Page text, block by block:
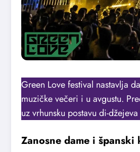
Green Love festival nastavlja
muzičke večeri i u avgustu.
uz vrhunsku postavu di-
Zanosne dame i